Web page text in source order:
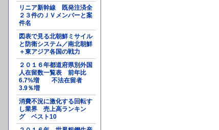
リニア新幹線 既発注済全
２３件のＪＶメンバーと案
件名
図表で見る北朝鮮ミサイル
と防衛システム／南北朝鮮
＋東アジア各国の戦力
２０１６年都道府県別外国
人在留数一覧表 前年比
6.7%増 不法在留者
3.9％増
消費不況に激化する回転す
し業界 売上高ランキン
グ ベスト10